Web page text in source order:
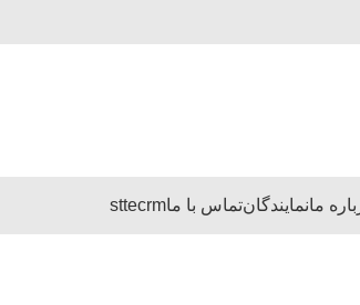
مانمایندگانتماس با ماcrm
stte